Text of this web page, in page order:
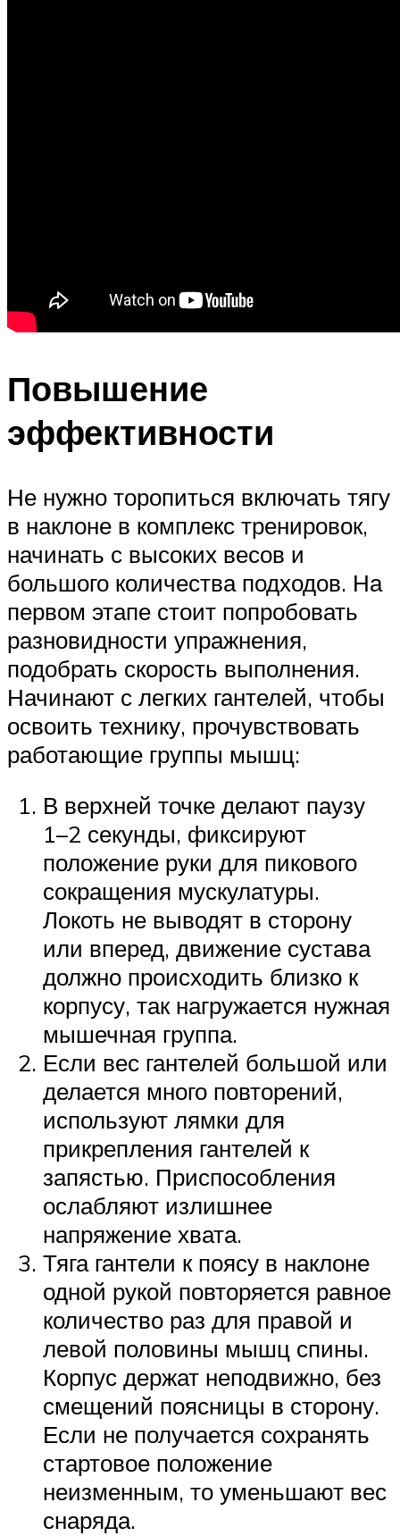
Повышение
эффективности
Не нужно торопиться включать тягу
в наклоне в комплекс тренировок,
начинать с высоких весов и
большого количества подходов. На
первом этапе стоит попробовать
разновидности упражнения,
подобрать скорость выполнения.
Начинают с легких гантелей, чтобы
освоить технику, прочувствовать
работающие группы мышц:
В верхней точке делают паузу
1–2 секунды, фиксируют
положение руки для пикового
сокращения мускулатуры.
Локоть не выводят в сторону
или вперед, движение сустава
должно происходить близко к
корпусу, так нагружается нужная
мышечная группа.
Если вес гантелей большой или
делается много повторений,
используют лямки для
прикрепления гантелей к
запястью. Приспособления
ослабляют излишнее
напряжение хвата.
Тяга гантели к поясу в наклоне
одной рукой повторяется равное
количество раз для правой и
левой половины мышц спины.
Корпус держат неподвижно, без
смещений поясницы в сторону.
Если не получается сохранять
стартовое положение
неизменным, то уменьшают вес
снаряда.